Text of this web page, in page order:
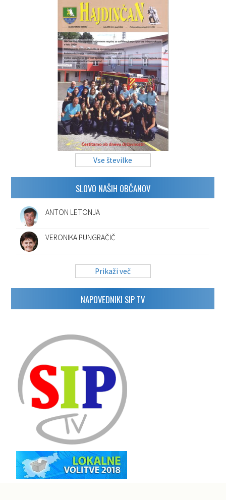
Vse številke
SLOVO NAŠIH OBČANOV
ANTON LETONJA
VERONIKA PUNGRAČIČ
Prikaži več
NAPOVEDNIKI SIP TV